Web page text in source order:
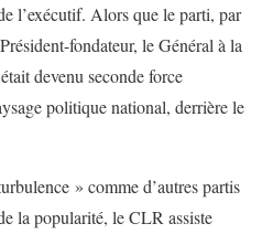
l’exécutif. Alors que le parti, par
fondateur, le Général à la
devenu seconde force
politique national, derrière le
» comme d’autres partis
la popularité, le CLR assiste